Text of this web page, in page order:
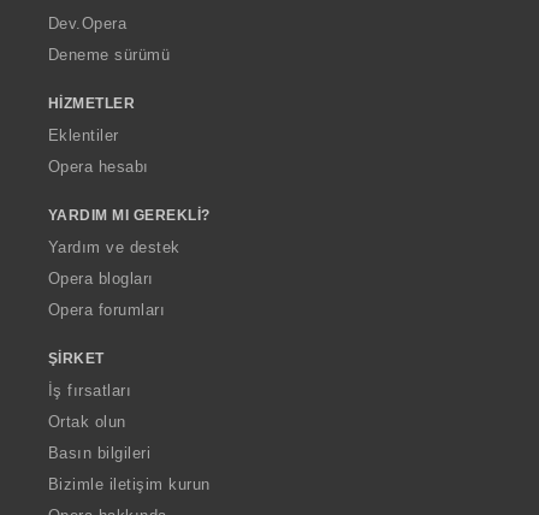
a
Dev.Opera
Deneme sürümü
HIZMETLER
Eklentiler
Opera hesabı
YARDIM MI GEREKLI?
Yardım ve destek
Opera blogları
Opera forumları
ŞIRKET
İş fırsatları
Ortak olun
Basın bilgileri
Bizimle iletişim kurun